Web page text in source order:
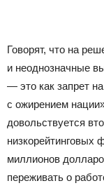
Говорят, что на
и неоднозначные
— это как запрет
с ожирением
довольствуется
низкорейтинговых
миллионов
переживать о